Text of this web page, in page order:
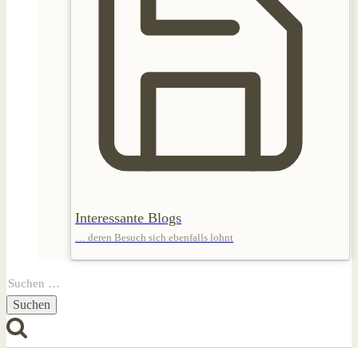
Interessante Blogs
… deren Besuch sich ebenfalls lohnt
Suchen
nach: